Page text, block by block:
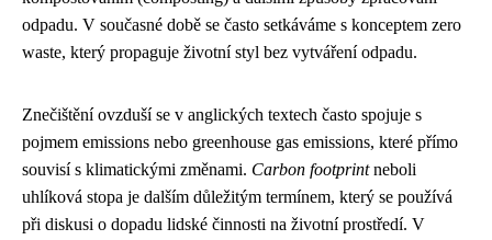
odpadu. V současné době se často setkáváme s konceptem zero
waste, který propaguje životní styl bez vytváření odpadu.
Znečištění ovzduší se v anglických textech často spojuje s
pojmem emissions nebo greenhouse gas emissions, které přímo
souvisí s klimatickými změnami. Carbon footprintneboli
uhlíková stopa je dalším důležitým termínem, který se používá
při diskusi o dopadu lidské činnosti na životní prostředí. V